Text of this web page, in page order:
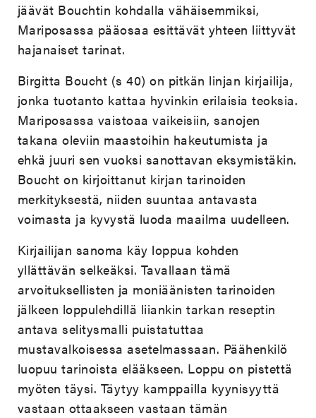
jäävät Bouchtin kohdalla vähäisemmiksi,
Mariposassa pääosaa esittävät yhteen liittyvät
hajanaiset tarinat.
Birgitta Boucht (s 40) on pitkän linjan kirjailija,
jonka tuotanto kattaa hyvinkin erilaisia teoksia.
Mariposassa vaistoaa vaikeisiin, sanojen
takana oleviin maastoihin hakeutumista ja
ehkä juuri sen vuoksi sanottavan eksymistäkin.
Boucht on kirjoittanut kirjan tarinoiden
merkityksestä, niiden suuntaa antavasta
voimasta ja kyvystä luoda maailma uudelleen.
Kirjailijan sanoma käy loppua kohden
yllättävän selkeäksi. Tavallaan tämä
arvoituksellisten ja moniäänisten tarinoiden
jälkeen loppulehdillä liiankin tarkan reseptin
antava selitysmalli puistatuttaa
mustavalkoisessa asetelmassaan. Päähenkilö
luopuu tarinoista elääkseen. Loppu on pistettä
myöten täysi. Täytyy kamppailla kyynisyyttä
vastaan ottaakseen vastaan tämän